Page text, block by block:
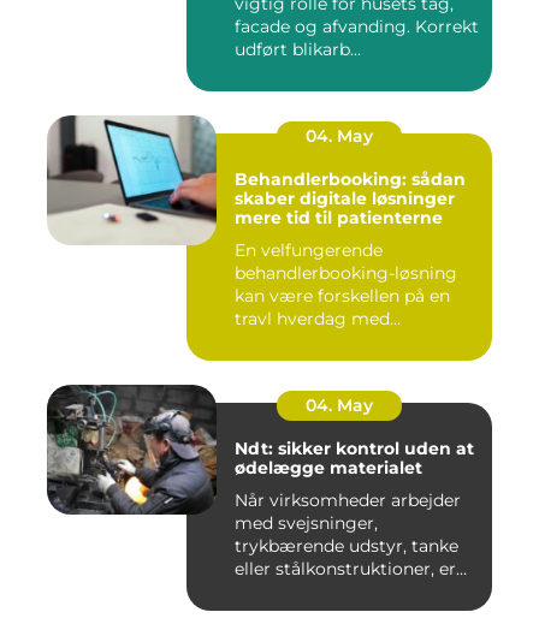
facade og afvanding. Korrekt
udført blikarb...
04. May
Behandlerbooking: sådan
skaber digitale løsninger
mere tid til patienterne
En velfungerende
behandlerbooking-løsning
kan være forskellen på en
travl hverdag med
04. May
Ndt: sikker kontrol uden at
ødelægge materialet
Når virksomheder arbejder
med svejsninger,
trykbærende udstyr, tanke
eller stålkonstruktioner, er